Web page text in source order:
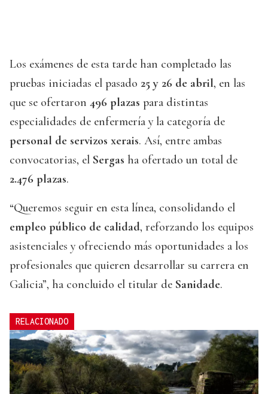
Los exámenes de esta tarde han completado las
pruebas iniciadas el pasado 25 y 26 de abril, en las
que se ofertaron 496 plazas para distintas
especialidades de enfermería y la categoría de
personal de servizos xerais. Así, entre ambas
convocatorias, el Sergas ha ofertado un total de
2.476 plazas.
“Queremos seguir en esta línea, consolidando el
empleo público de calidad, reforzando los equipos
asistenciales y ofreciendo más oportunidades a los
profesionales que quieren desarrollar su carrera en
Galicia”, ha concluido el titular de Sanidade.
RELACIONADO